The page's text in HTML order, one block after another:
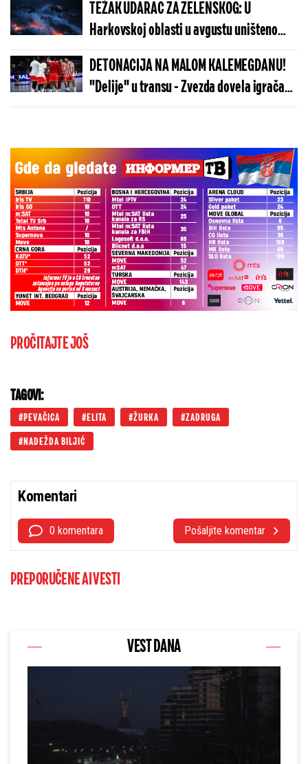
TEŽAK UDARAC ZA ZELENSKOG: U
Harkovskoj oblasti u avgustu uništeno
više od 100 „baba jaga“
DETONACIJA NA MALOM KALEMEGDANU!
"Delije" u transu - Zvezda dovela igrača
Real Madrida!
PROČITAJTE JOŠ
TAGOVI:
PEVAČICA ELITA ŽURKA ZADRUGA
NADEŽDA BILJIĆ
Komentari
0 komentara Pošaljite komentar
PREPORUČENE AI VESTI
VEST DANA